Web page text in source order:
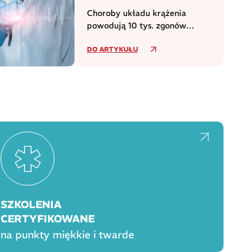
Choroby układu krążenia
powodują 10 tys. zgonów
WHO
DO ARTYKUŁU
SZKOLENIA
CERTYFIKOWANE
na punkty miękkie i twarde